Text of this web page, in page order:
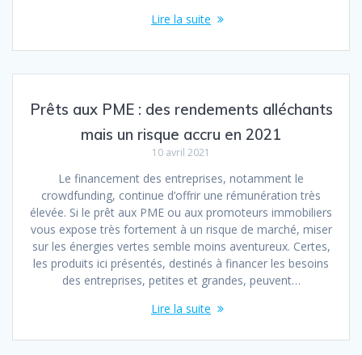
Lire la suite
Prêts aux PME : des rendements alléchants
mais un risque accru en 2021
10 avril 2021
Le financement des entreprises, notamment le
crowdfunding, continue d’offrir une rémunération très
élevée. Si le prêt aux PME ou aux promoteurs immobiliers
vous expose très fortement à un risque de marché, miser
sur les énergies vertes semble moins aventureux. Certes,
les produits ici présentés, destinés à financer les besoins
des entreprises, petites et grandes, peuvent…
Lire la suite